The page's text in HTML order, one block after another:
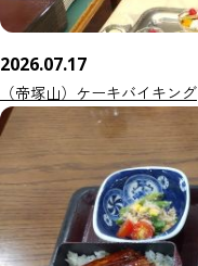
2026.07.17
（帝塚山）ケーキバイキング